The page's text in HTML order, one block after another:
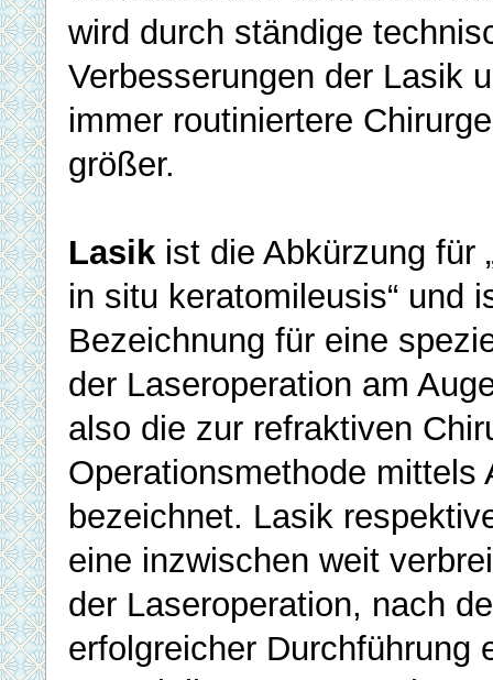
wird durch ständige
Verbesserungen der Lasik
immer routiniertere
größer.
Lasikist die Abkürzung für
in situ keratomileusis“ und
Bezeichnung für eine
der Laseroperation am
also die zur refraktiven
Operationsmethode mittels
bezeichnet. Lasik
eine inzwischen weit
der Laseroperation, nach
erfolgreicher Durchführung